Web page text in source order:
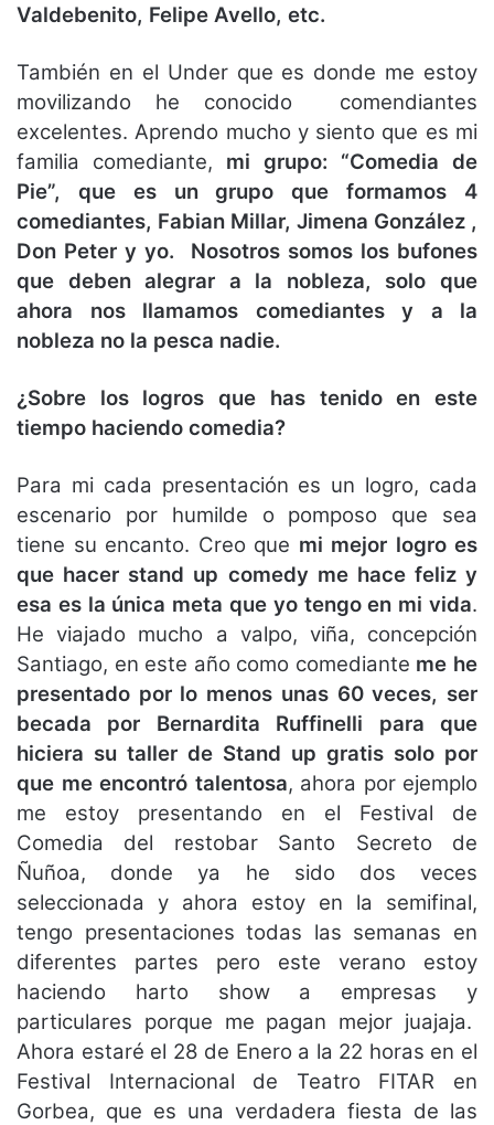
Valdebenito, Felipe Avello, etc.
También en el Under que es donde me estoy
movilizando he conocido comendiantes
excelentes. Aprendo mucho y siento que es mi
familia comediante, mi grupo: “Comedia de
Pie”, que es un grupo que formamos 4
comediantes, Fabian Millar, Jimena González ,
Don Peter y yo.
Nosotros somos los bufones
que deben alegrar a la nobleza, solo que
ahora nos llamamos comediantes y a la
nobleza no la pesca nadie.
¿Sobre los logros que has tenido en este
tiempo haciendo comedia?
Para mi cada presentación es un logro, cada
escenario por humilde o pomposo que sea
tiene su encanto. Creo que mi mejor logro es
que hacer stand up comedy me hace feliz y
esa es la única meta que yo tengo en mi vida.
He viajado mucho a valpo, viña, concepción
Santiago, en este año como comediante me he
presentado por lo menos unas 60 veces, ser
becada por Bernardita Ruffinelli para que
hiciera su taller de Stand up gratis solo por
que me encontró talentosa, ahora por ejemplo
me estoy presentando en el Festival de
Comedia del restobar Santo Secreto de
Ñuñoa, donde ya he sido dos veces
seleccionada y ahora estoy en la semifinal,
tengo presentaciones todas las semanas en
diferentes partes pero este verano estoy
haciendo harto show a empresas y
particulares porque me pagan mejor juajaja.
Ahora estaré el 28 de Enero a la 22 horas en el
Festival Internacional de Teatro FITAR en
Gorbea, que es una verdadera fiesta de las